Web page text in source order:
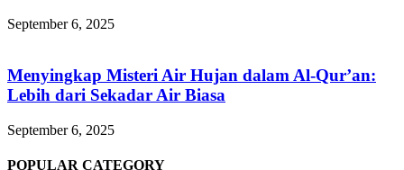
September 6, 2025
Menyingkap Misteri Air Hujan dalam Al-Qur’an:
Lebih dari Sekadar Air Biasa
September 6, 2025
POPULAR CATEGORY